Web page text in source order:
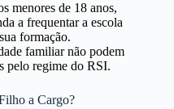
menores de 18 anos,
a frequentar a escola
formação.
familiar não podem
pelo regime do RSI.
a Cargo?